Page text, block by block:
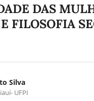
DAS
FILOSOFIA
Silva
UFPI